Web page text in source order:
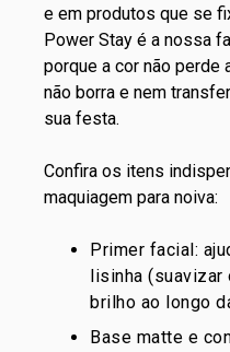
e em produtos que se
Power Stay é a nossa
porque a cor não perde
não borra e nem
sua festa.
Confira os itens
maquiagem para noiva:
Primer facial:
lisinha
brilho ao longo
Base matte e